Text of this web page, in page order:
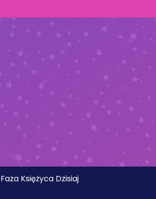
Faza Księżyca Dzisiaj